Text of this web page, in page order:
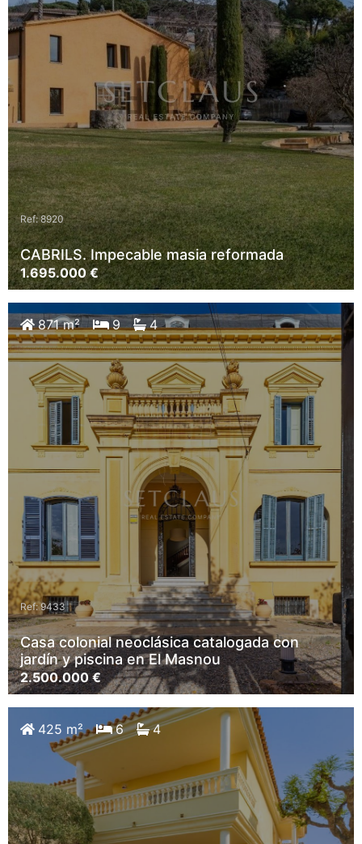
Ref: 8920
CABRILS. Impecable masia reformada
1.695.000 €
871 m² 9 4
Ref: 9433
Casa colonial neoclásica catalogada con
jardín y piscina en El Masnou
2.500.000 €
425 m² 6 4